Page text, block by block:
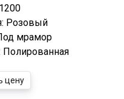
Розовый
мрамор
Полированная
цену